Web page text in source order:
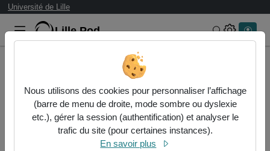
Université de Lille
Lille.Pod Rechercher
MED4 Séminaire endocrinologie n°1 2025-2026
Mot de passe requis
Cette vidéo est protégée par un mot de passe, veuillez le
Nous utilisons des cookies pour personnaliser l’affichage
(barre de menu de droite, mode sombre ou dyslexie
etc.), gérer la session (authentification) et analyser le
trafic du site (pour certaines instances).
En savoir plus